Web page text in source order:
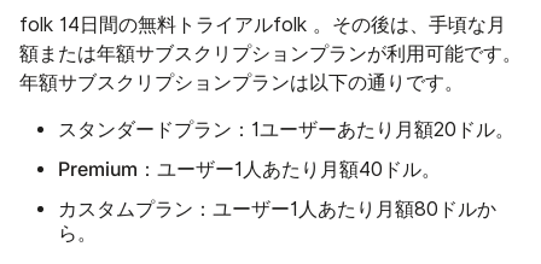
folk 14日間の無料トライアルfolk 。その後は、手頃な月
額または年額サブスクリプションプランが利用可能です。
年額サブスクリプションプランは以下の通りです。
スタンダードプラン： 1ユーザーあたり月額20ドル。
Premium： ユーザー1人あたり月額40ドル。
カスタムプラン： ユーザー1人あたり月額80ドルか
ら。